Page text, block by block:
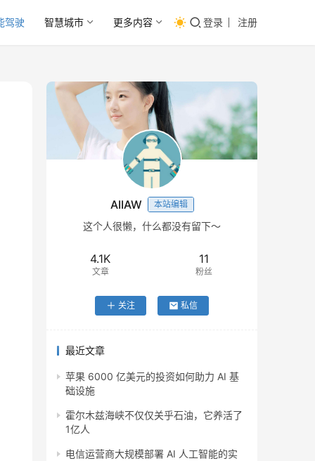
驾驶 智慧城市 更多内容 登录 注册
AIIAW 本站编辑
这个人很懒，什么都没有留下～
4.1K
文章
11
粉丝
关注 私信
最近文章
苹果 6000 亿美元的投资如何助力 AI 基
础设施
霍尔木兹海峡不仅仅关乎石油，它养活了
1亿人
电信运营商大规模部署 AI 人工智能的实